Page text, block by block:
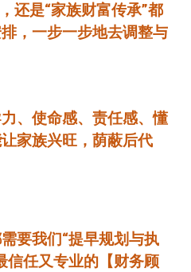
还是“家族财富传承”都
，一步一步地去调整与
、使命感、责任感、懂
家族兴旺，荫蔽后代
要我们“提早规划与执
信任又专业的【财务顾